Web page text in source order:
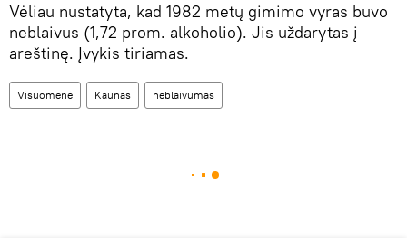
Vėliau nustatyta, kad 1982 metų gimimo vyras buvo
neblaivus (1,72 prom. alkoholio). Jis uždarytas į
areštinę. Įvykis tiriamas.
Visuomenė Kaunas neblaivumas